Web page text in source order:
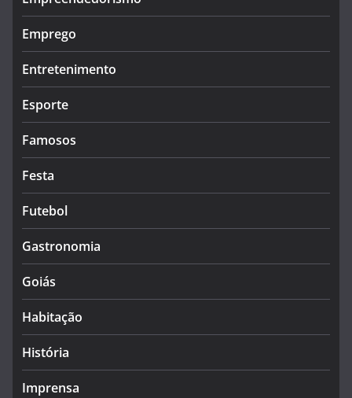
Emprego
Entretenimento
Esporte
Famosos
Festa
Futebol
Gastronomia
Goiás
Habitação
História
Imprensa